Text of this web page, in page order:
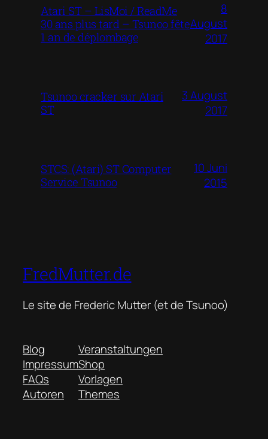
Atari ST – LisMoi / ReadMe
30 ans plus tard – Tsunoo fête
1 an de déplombage
8
August
2017
Tsunoo cracker sur Atari
ST
3 August
2017
STCS: (Atari) ST Computer
Service Tsunoo
10 Juni
2015
FredMutter.de
Le site de Frederic Mutter (et de Tsunoo)
Blog
Impressum
FAQs
Autoren
Veranstaltungen
Shop
Vorlagen
Themes